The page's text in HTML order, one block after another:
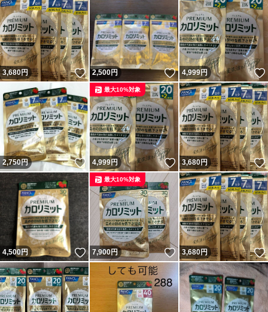
3,680円 いいね！
2,500円 いいね！
4,999円
2,750円 いいね！
4,999円 いいね！
最大10%対象
3,680円
4,500円 いいね！
7,900円 いいね！
最大10%対象
3,680円